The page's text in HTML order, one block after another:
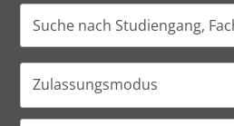
Zulassungsmodus